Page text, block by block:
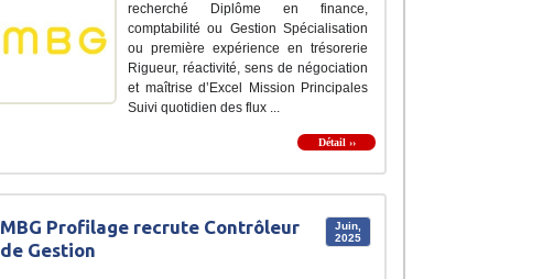
recherché Diplôme en finance,
comptabilité ou Gestion Spécialisation
ou première expérience en trésorerie
Rigueur, réactivité, sens de négociation
et maîtrise d’Excel Mission Principales
Suivi quotidien des flux ...
Détail ››
Juin,
2025
MBG Profilage recrute Contrôleur
de Gestion